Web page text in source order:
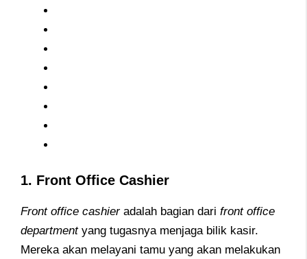
1. Front Office Cashier
Front office cashieradalah bagian dari front office
department yang tugasnya menjaga bilik kasir.
Mereka akan melayani tamu yang akan melakukan